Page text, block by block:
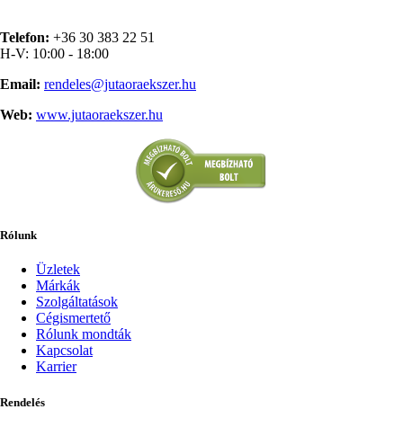
Telefon: +36 30 383 22 51
H-V: 10:00 - 18:00
Email: rendeles@jutaoraekszer.hu
Web: www.jutaoraekszer.hu
Rólunk
Üzletek
Márkák
Szolgáltatások
Cégismertető
Rólunk mondták
Kapcsolat
Karrier
Rendelés